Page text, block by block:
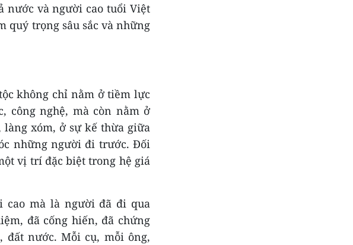
nước và người cao tuổi Việt
quý trọng sâu sắc và những
không chỉ nằm ở tiềm lực
công nghệ, mà còn nằm ở
xóm, ở sự kế thừa giữa
những người đi trước. Đối
vị trí đặc biệt trong hệ giá
cao mà là người đã đi qua
đã cống hiến, đã chứng
nước. Mỗi cụ, mỗi ông,